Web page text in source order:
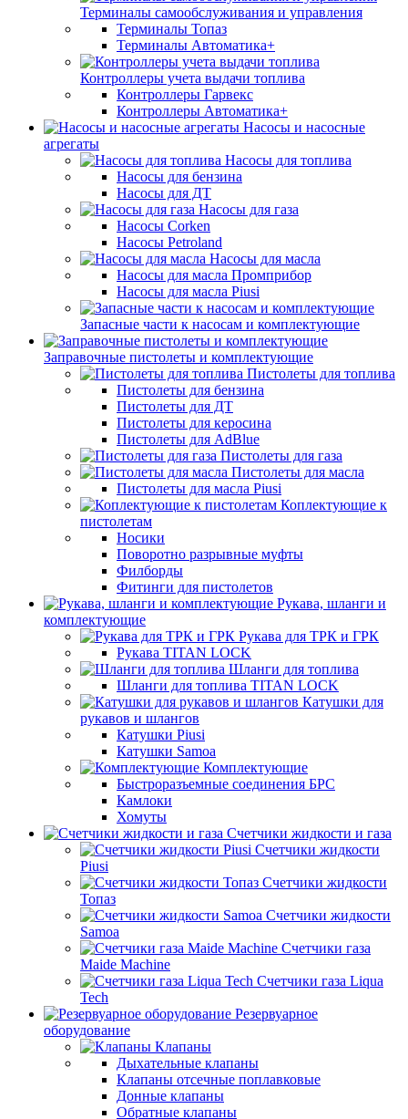
Терминалы самообслуживания и управления
Терминалы Топаз
Терминалы Автоматика+
Контроллеры учета выдачи топлива
Контроллеры Гарвекс
Контроллеры Автоматика+
Насосы и насосные
агрегаты
Насосы для топлива
Насосы для бензина
Насосы для ДТ
Насосы для газа
Насосы Corken
Насосы Petroland
Насосы для масла
Насосы для масла Промприбор
Насосы для масла Piusi
Запасные части к насосам и комплектующие
Заправочные пистолеты и комплектующие
Пистолеты для топлива
Пистолеты для бензина
Пистолеты для ДТ
Пистолеты для керосина
Пистолеты для AdBlue
Пистолеты для газа
Пистолеты для масла
Пистолеты для масла Piusi
Коплектующие к
пистолетам
Носики
Поворотно разрывные муфты
Филборды
Фитинги для пистолетов
Рукава, шланги и
комплектующие
Рукава для ТРК и ГРК
Рукава TITAN LOCK
Шланги для топлива
Шланги для топлива TITAN LOCK
Катушки для
рукавов и шлангов
Катушки Piusi
Катушки Samoa
Комплектующие
Быстроразъемные соединения БРС
Камлоки
Хомуты
Счетчики жидкости и газа
Счетчики жидкости
Piusi
Счетчики жидкости
Топаз
Счетчики жидкости
Samoa
Счетчики газа
Maide Machine
Счетчики газа Liqua
Tech
Резервуарное
оборудование
Клапаны
Дыхательные клапаны
Клапаны отсечные поплавковые
Донные клапаны
Обратные клапаны